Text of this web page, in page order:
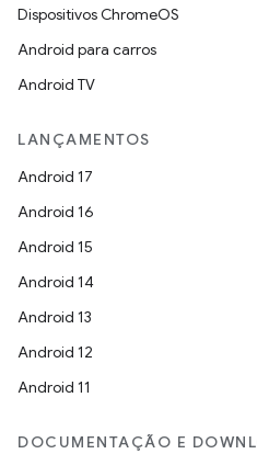
Dispositivos ChromeOS
Android para carros
Android TV
LANÇAMENTOS
Android 17
Android 16
Android 15
Android 14
Android 13
Android 12
Android 11
DOCUMENTAÇÃO E